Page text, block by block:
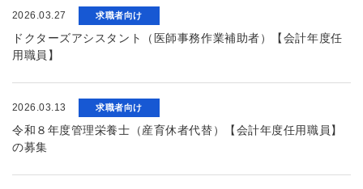
2026.03.27 求職者向け
ドクターズアシスタント（医師事務作業補助者）【会計年度任
用職員】
2026.03.13 求職者向け
令和８年度管理栄養士（産育休者代替）【会計年度任用職員】
の募集